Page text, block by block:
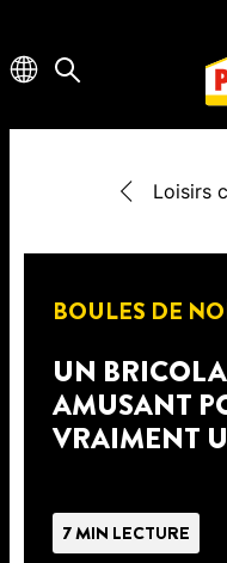
Loisirs
BOULES DE
UN
AMUSANT
VRAIMENT
7 MIN LECTURE